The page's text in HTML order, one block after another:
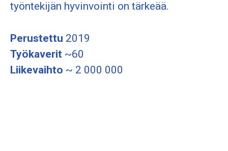
työntekijän hyvinvointi on tärkeää.
Perustettu 2019
Työkaverit ~60
Liikevaihto ~ 2 000 000